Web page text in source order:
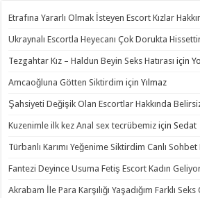
Etrafına Yararlı Olmak İsteyen Escort Kızlar
Ukraynalı Escortla Heyecanı Çok Dorukta
Tezgahtar Kız – Haldun Beyin Seks Hatırası için
Amcaoğluna Götten Siktirdim içinYılmaz
Şahsiyeti Değişik Olan Escortlar Hakkında
Kuzenimle ilk kez Anal sex tecrübemiz içinSedat
Türbanlı Karımı Yeğenime Siktirdim Canlı Sohbet
Fantezi Deyince Usuma Fetiş Escort Kadın
Akrabam İle Para Karşılığı Yaşadığım Farklı Seks